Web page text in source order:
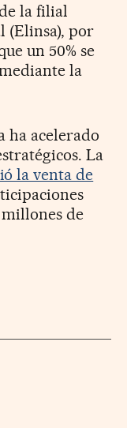
la filial
(Elinsa), por
un 50% se
la
ha acelerado
La
la venta de
de